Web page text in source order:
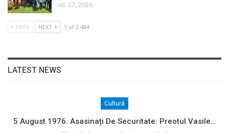
iul. 27, 2026
PREV NEXT 1 of 2.484
LATEST NEWS
Cultură
5 August 1976. Asasinați De Securitate: Preotul Vasile…